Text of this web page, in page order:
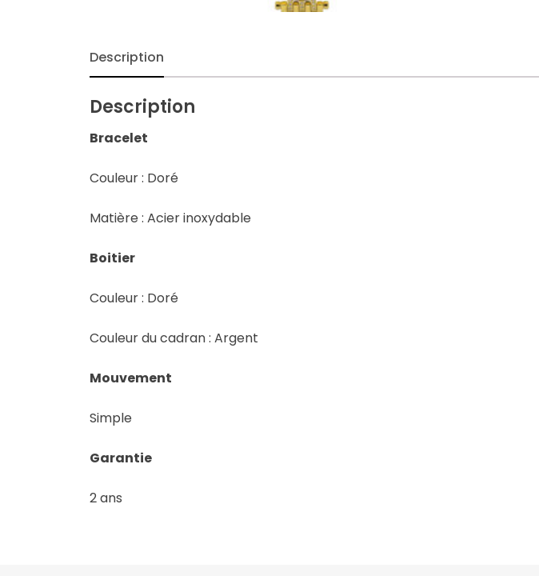
Description
Description
Bracelet
Couleur : Doré
Matière : Acier inoxydable
Boitier
Couleur : Doré
Couleur du cadran : Argent
Mouvement
Simple
Garantie
2 ans